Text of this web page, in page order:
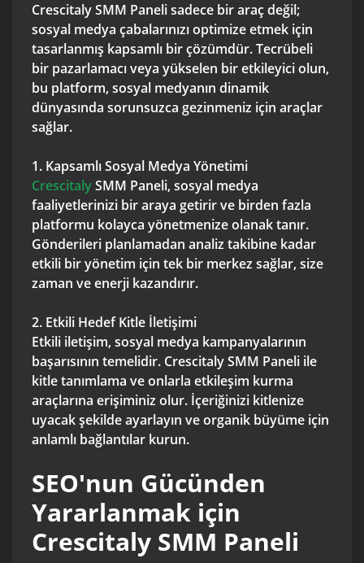
Crescitaly SMM Paneli sadece bir araç değil;
sosyal medya çabalarınızı optimize etmek için
tasarlanmış kapsamlı bir çözümdür. Tecrübeli
bir pazarlamacı veya yükselen bir etkileyici olun,
bu platform, sosyal medyanın dinamik
dünyasında sorunsuzca gezinmeniz için araçlar
sağlar.
1. Kapsamlı Sosyal Medya Yönetimi
CrescitalySMM Paneli, sosyal medya
faaliyetlerinizi bir araya getirir ve birden fazla
platformu kolayca yönetmenize olanak tanır.
Gönderileri planlamadan analiz takibine kadar
etkili bir yönetim için tek bir merkez sağlar, size
zaman ve enerji kazandırır.
2. Etkili Hedef Kitle İletişimi
Etkili iletişim, sosyal medya kampanyalarının
başarısının temelidir. Crescitaly SMM Paneli ile
kitle tanımlama ve onlarla etkileşim kurma
araçlarına erişiminiz olur. İçeriğinizi kitlenize
uyacak şekilde ayarlayın ve organik büyüme için
anlamlı bağlantılar kurun.
SEO'nun Gücünden
Yararlanmak için
Crescitaly SMM Paneli